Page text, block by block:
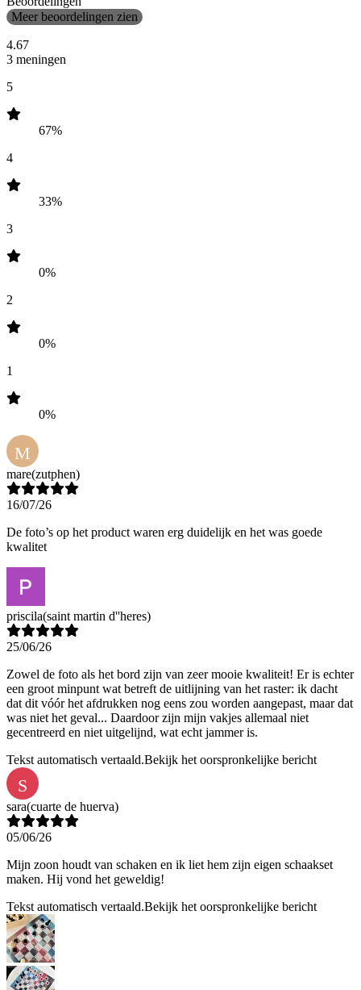
Meer beoordelingen zien
4.67
3 meningen
5
67%
4
33%
3
0%
2
0%
1
0%
M
mare(zutphen)
16/07/26
De foto’s op het product waren erg duidelijk en het was goede
kwalitet
priscila(saint martin d''heres)
25/06/26
Zowel de foto als het bord zijn van zeer mooie kwaliteit! Er is echter
een groot minpunt wat betreft de uitlijning van het raster: ik dacht
dat dit vóór het afdrukken nog eens zou worden aangepast, maar dat
was niet het geval... Daardoor zijn mijn vakjes allemaal niet
gecentreerd en niet uitgelijnd, wat echt jammer is.
Tekst automatisch vertaald.Bekijk het oorspronkelijke bericht
S
sara(cuarte de huerva)
05/06/26
Mijn zoon houdt van schaken en ik liet hem zijn eigen schaakset
maken. Hij vond het geweldig!
Tekst automatisch vertaald.Bekijk het oorspronkelijke bericht